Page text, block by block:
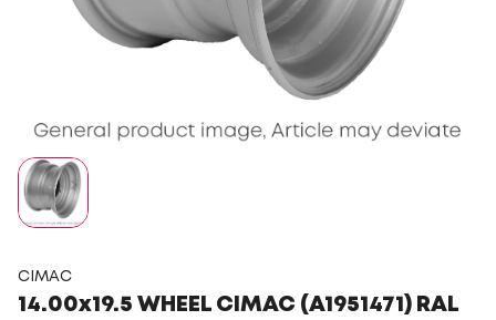
CIMAC
14.00x19.5 WHEEL CIMAC (A1951471) RAL